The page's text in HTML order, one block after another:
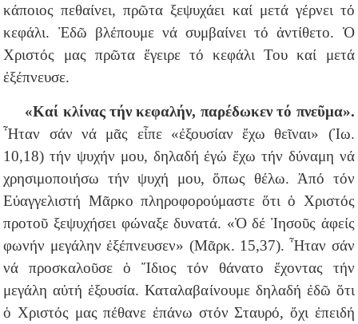
κάποιος πεθαίνει, πρῶτα ξεψυχάει καί μετά γέρνει τό
κεφάλι. Ἐδῶ βλέπουμε νά συμβαίνει τό ἀντίθετο. Ὁ
Χριστός μας πρῶτα ἔγειρε τό κεφάλι Του καί μετά
ἐξέπνευσε.
«Καί κλίνας τήν κεφαλήν, παρέδωκεν τό πνεῦμα».
Ἦταν σάν νά μᾶς εἶπε «ἐξουσίαν ἔχω θεῖναι» (Ἰω.
10,18) τήν ψυχήν μου, δηλαδή ἐγώ ἔχω τήν δύναμη νά
χρησιμοποιήσω τήν ψυχή μου, ὅπως θέλω. Ἀπό τόν
Εὐαγγελιστή Μᾶρκο πληροφορούμαστε ὅτι ὁ Χριστός
προτοῦ ξεψυχήσει φώναξε δυνατά. «Ὁ δέ Ἰησοῦς ἀφείς
φωνήν μεγάλην ἐξέπνευσεν» (Μᾶρκ. 15,37). Ἦταν σάν
νά προσκαλοῦσε ὁ Ἴδιος τόν θάνατο ἔχοντας τήν
μεγάλη αὐτή ἐξουσία. Καταλαβαίνουμε δηλαδή ἐδῶ ὅτι
ὁ Χριστός μας πέθανε ἐπάνω στόν Σταυρό, ὄχι ἐπειδή